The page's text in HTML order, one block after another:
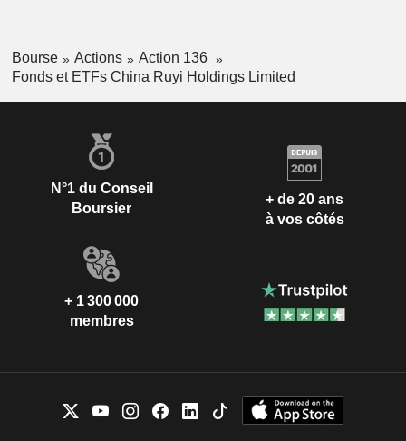
Bourse Actions
Action 136
Fonds et ETFs China Ruyi Holdings Limited
N°1 du Conseil
Boursier
+ de 20 ans
à vos côtés
+ 1 300 000
membres